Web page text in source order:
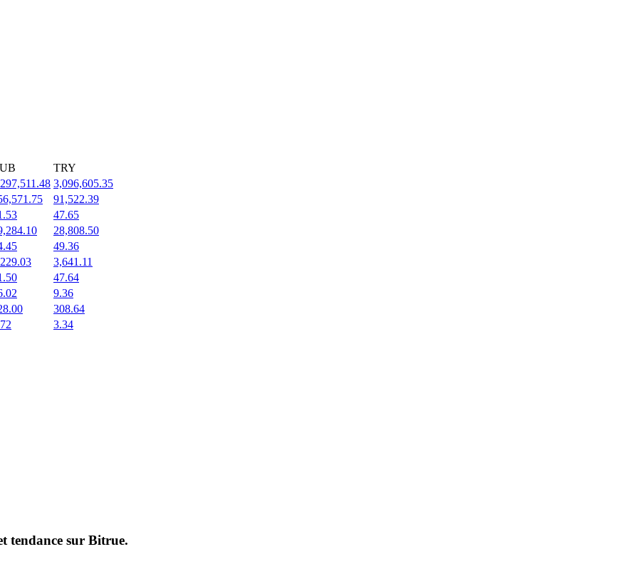
TRY
3,096,605.35
91,522.39
47.65
28,808.50
49.36
3,641.11
47.64
9.36
308.64
3.34
tendance sur Bitrue.